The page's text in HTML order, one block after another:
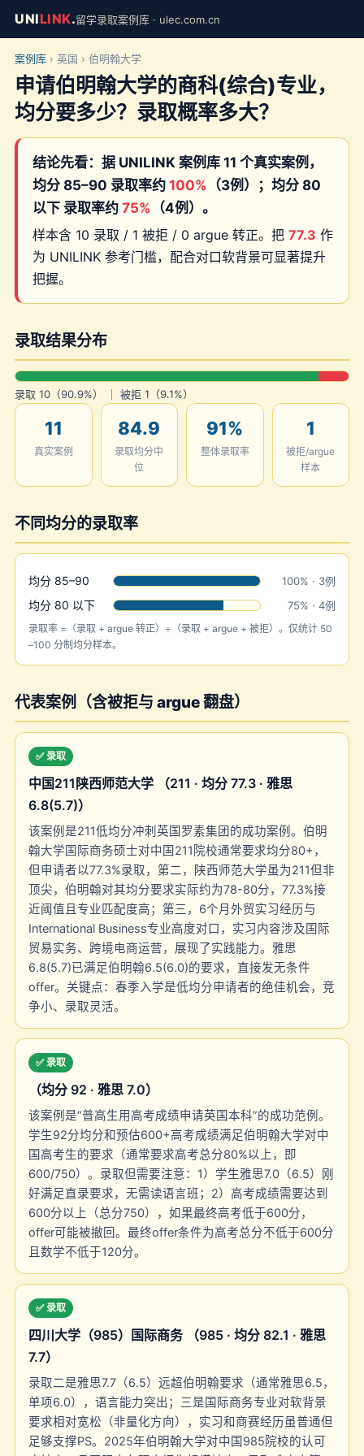
UNILINK.留学录取案例库 · ulec.com.cn
案例库 › 英国 › 伯明翰大学
申请伯明翰大学的商科(综合)专业，
均分要多少？录取概率多大？
结论先看：据 UNILINK 案例库 11 个真实案例，
均分 85–90 录取率约 100% （3例）；均分 80
以下 录取率约 75% （4例）。
样本含 10 录取 / 1 被拒 / 0 argue 转正。把 77.3 作
为 UNILINK 参考门槛，配合对口软背景可显著提升
把握。
录取结果分布
录取 10（90.9%） ｜ 被拒 1（9.1%）
11
真实案例
84.9
录取均分中
位
91%
整体录取率
1
被拒/argue
样本
不同均分的录取率
均分 85–90 100% · 3例
均分 80 以下 75% · 4例
录取率 =（录取 + argue 转正）÷（录取 + argue + 被拒）。仅统计 50
–100 分制均分样本。
代表案例（含被拒与 argue 翻盘）
✅ 录取
中国211陕西师范大学 （211 · 均分 77.3 · 雅思
6.8(5.7)）
该案例是211低均分冲刺英国罗素集团的成功案例。伯明
翰大学国际商务硕士对中国211院校通常要求均分80+，
但申请者以77.3%录取，第二，陕西师范大学虽为211但非
顶尖，伯明翰对其均分要求实际约为78-80分，77.3%接
近阈值且专业匹配度高；第三，6个月外贸实习经历与
International Business专业高度对口，实习内容涉及国际
贸易实务、跨境电商运营，展现了实践能力。雅思
6.8(5.7)已满足伯明翰6.5(6.0)的要求，直接发无条件
offer。关键点：春季入学是低均分申请者的绝佳机会，竞
争小、录取灵活。
✅ 录取
（均分 92 · 雅思 7.0）
该案例是“普高生用高考成绩申请英国本科”的成功范例。
学生92分均分和预估600+高考成绩满足伯明翰大学对中
国高考生的要求（通常要求高考总分80%以上，即
600/750）。录取但需要注意：1）学生雅思7.0（6.5）刚
好满足直录要求，无需读语言班；2）高考成绩需要达到
600分以上（总分750），如果最终高考低于600分，
offer可能被撤回。最终offer条件为高考总分不低于600分
且数学不低于120分。
✅ 录取
四川大学（985）国际商务 （985 · 均分 82.1 · 雅思
7.7）
录取二是雅思7.7（6.5）远超伯明翰要求（通常雅思6.5，
单项6.0），语言能力突出；三是国际商务专业对软背景
要求相对宽松（非量化方向），实习和商赛经历虽普通但
足够支撑PS。2025年伯明翰大学对中国985院校的认可